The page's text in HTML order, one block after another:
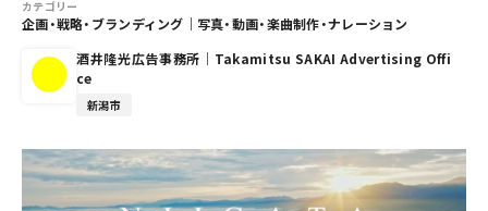
カテゴリー
企画・戦略・ブランディング ｜ 写真・動画・楽曲制作・ナレーション
酒井隆光広告事務所｜Takamitsu SAKAI Advertising Offi
ce
新潟市